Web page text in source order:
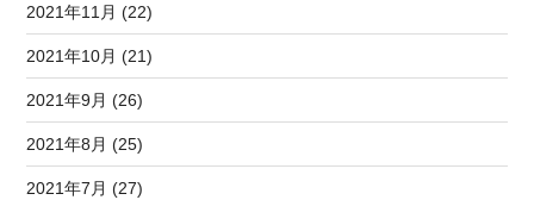
2021年11月 (22)
2021年10月 (21)
2021年9月 (26)
2021年8月 (25)
2021年7月 (27)